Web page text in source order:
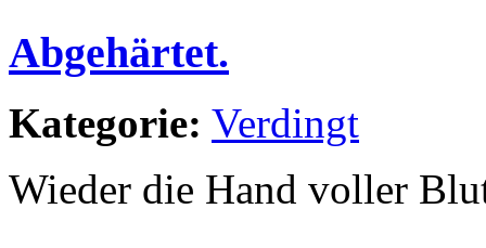
Abgehärtet.
Kategorie: Verdingt
Wieder die Hand voller